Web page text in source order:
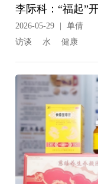
李际科：“福起”
2026-05-29
单倩
访谈
水 健康